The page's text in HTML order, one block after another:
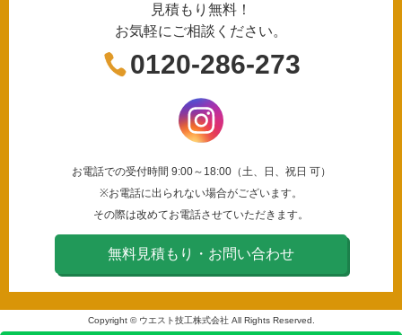
見積もり無料！
お気軽にご相談ください。
0120-286-273
お電話での受付時間 9:00～18:00（土、日、祝日 可）
※お電話に出られない場合がございます。
その際は改めてお電話させていただきます。
無料見積もり・お問い合わせ
Copyright © ウエスト技工株式会社 All Rights Reserved.